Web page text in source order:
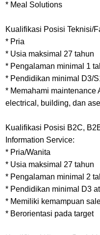
* Meal Solutions
Kualifikasi Posisi Teknisi/
* Pria
* Usia maksimal 27 tahun
* Pengalaman minimal 1
* Pendidikan minimal D3/
* Memahami maintenance
electrical, building, dan
Kualifikasi Posisi B2C,
Information Service:
* Pria/Wanita
* Usia maksimal 27 tahun
* Pengalaman minimal 2
* Pendidikan minimal D3
* Memiliki kemampuan
* Berorientasi pada target